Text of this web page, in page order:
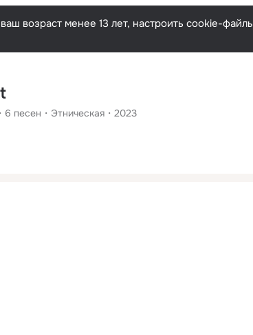
Русский
возраст менее 13 лет, настроить cookie-
6 песен Этническая 2023